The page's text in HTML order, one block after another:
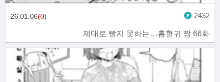
제대로 빨지 못하는…흡혈귀 짱 66화
26.01.06(0) 2432